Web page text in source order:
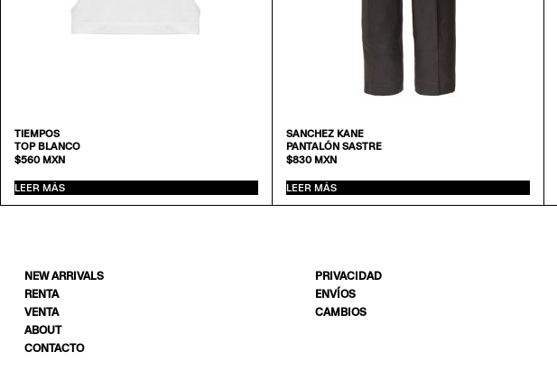
TIEMPOS
TOP BLANCO
$560MXN
LEER MÁS
SANCHEZ KANE
PANTALÓN SASTRE
$830MXN
LEER MÁS
NEW ARRIVALS
RENTA
VENTA
ABOUT
CONTACTO
PRIVACIDAD
ENVÍOS
CAMBIOS